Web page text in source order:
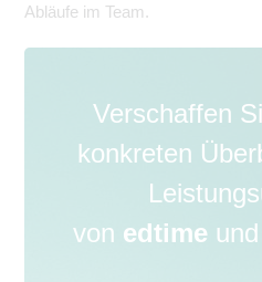
Abläufe im Team.
Verschaffen
konkreten
von edtimeund